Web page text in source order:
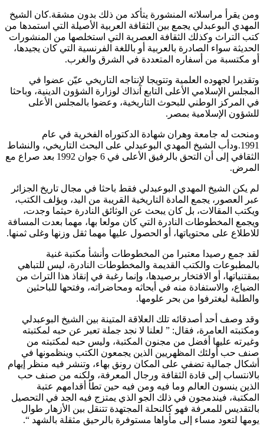
ومن يقرأ مراسلاته المنشورة يتأكد من ذلك بدون مشقة.كان الشيخ
المهدي البوعبدلي يجمع بين الثقافة العربية الأصيلة التي استمدها من
كتب التراث وكذلك الثقافة العصرية التي استخلصها من المنشورات
الحديثة سواء الصادرة بالعربية أو باللغة الفرنسية التي كان يجيدها،
أو مكتسبة من أسفاره المتعددة في الشرق والغرب.
وتقديرا لجهوده العلمية وتتويجا لإنتاجه التاريخي عيّن عضوا في
المجلس الإسلامي الأعلى التابع آنذاك لوزارة الشؤون الدينية، وباحثا
في المركز الوطني للبحوث التاريخية، وعضوا بالمجلس الأعلى
للشؤون الإسلامية بمصر.
ومنحت له جامعة وهران شهادة الدكتوراه الفخرية في عام
1991.ودأب الشيخ المهدي البوعبدلي على البحث التاريخي، والنشاط
الثقافي إلى أن التحق بالرفيق الأعلى في 6 جوان 1992 بعد صراع مع
المرض.
لم يكن الشيخ المهدي البوعبدلي فقط باحثا في مجال تاريخ الجزائر
عبر العصور، يجمع المادة التاريخية القريبة من اليد، ويؤلف الكتب،
ويكتب المقالات، بل كان يبحث عن الوثائق النادرة حيثما وجدت،
ويجمع المخطوطات النادرة التي كان مولعا بها، مهما بعدت المسافة
للاطلاع على محتوياتها، أو الحصول عليها مهما ثقل وزنها وغلى ثمنها.
لقد جمع رصيدا معتبرا من المخطوطات وأنشأ مكتبة غنية
بالمطبوعات والكتب القديمة والمخطوطات النادرة، ليس للتباهي
بمقتنياتها، أو الافتخار برصيدها، وإنما رغبة في إنقاذ هذا التراث من
الضياع، والاستفادة منه في أبحاثه ومحاضراته، وفتحها للباحثين
والطلبة ليغترفوا من بحر علومها.
وقد وصف أحد أصدقائه تلك العلاقة المتينة بين الشيخ البوعبدلي
ومكتبته العامرة، فقال: ” لعلنا لا نجد جملة تعبر عن حبه لمكتبته
وغيرته عليها أفضل من مجنون المكتبة، وليس حبه لمكتبته من
صنف حب أولئك المظهريين الذين يجمعون الكتب وينظمونها في
أشكال جمالية تضفي على المكان رونق بهاء، وتنشر فيه منظر إيهام
بالانتساب إلى قادة الثقافة ورجال المعرفة، ولكنه من صنف حب
الذين ينسون العالم وما فيه ومن فيه حين تطأ أقدامهم عتبة
المكتبة، فيندمجون في ذلك الجو الذي يمتزج فيه الجد في التحصيل
بالتقديس للمعرفة فهو كالنحلة المجتهدة تتنقل بين الأزهار طوال
يومها لتعود مساء إلى مأواها مستوفرة بالرحيق مثقلة بالشهد “.